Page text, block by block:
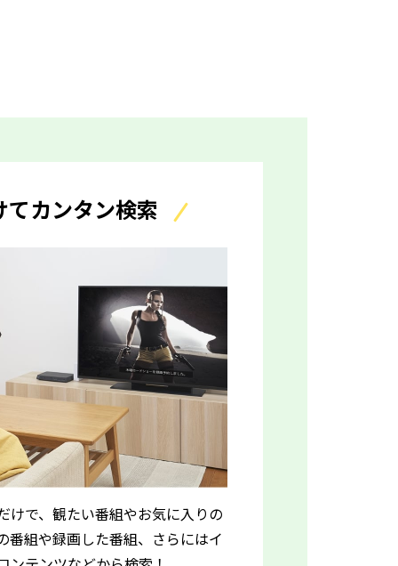
てカンタン検索
けで、観たい番組やお気に入りの
番組や録画した番組、さらにはイ